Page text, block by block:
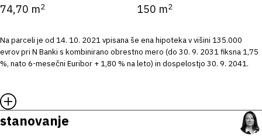
74,70 m2 150 m2
Na parceli je od 14. 10. 2021 vpisana še ena hipoteka v višini 135.000
evrov pri N Banki s kombinirano obrestno mero (do 30. 9. 2031 fiksna 1,75
%, nato 6-mesečni Euribor + 1,80 % na leto) in dospelostjo 30. 9. 2041.
stanovanje